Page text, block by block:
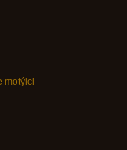
motýlci